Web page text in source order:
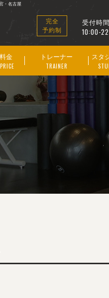
・名古屋
完全
予約制
受付時間
10:00-
金 トレーナー
TRAINER
スタ